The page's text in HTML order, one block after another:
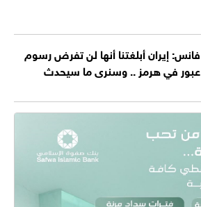
فانس: إيران أبلغتنا أنها لن تفرض رسوم
عبور في هرمز .. وسنرى ما سيحدث